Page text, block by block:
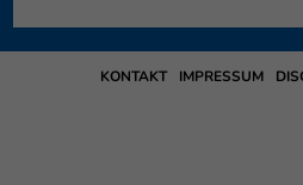
IMPRESSUM
KONTAKT